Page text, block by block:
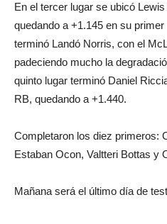
En el tercer lugar se ubicó
quedando a +1.145 en su
terminó Landó Norris, con el
padeciendo mucho la
quinto lugar terminó Daniel
RB, quedando a +1.440.
Completaron los diez primeros:
Estaban Ocon, Valtteri Bottas y
Mañana será el último día de